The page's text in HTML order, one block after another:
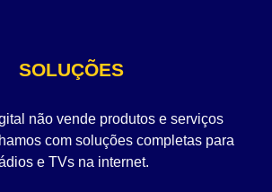
SOLUÇÕES
não vende produtos e serviços
com soluções completas para
e TVs na internet.